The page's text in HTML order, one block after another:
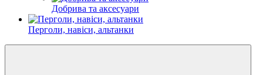
Добрива та аксесуари
Перголи, навіси, альтанки